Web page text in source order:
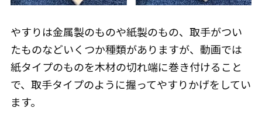
やすりは金属製のものや紙製のもの、取手がつい
たものなどいくつか種類がありますが、動画では
紙タイプのものを木材の切れ端に巻き付けること
で、取手タイプのように握ってやすりかげをしてい
ます。